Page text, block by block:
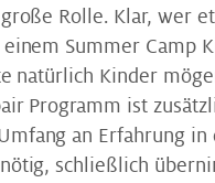
Rolle. Klar, wer
Summer Camp
natürlich Kinder
Programm ist
an Erfahrung in
schließlich